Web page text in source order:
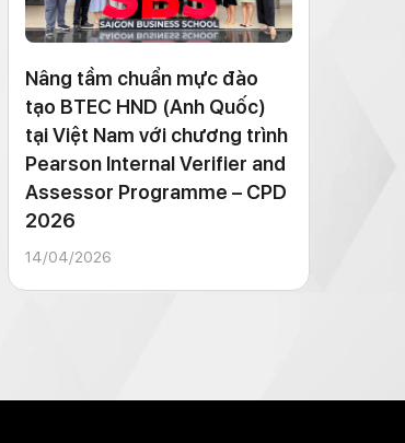
Nâng tầm chuẩn mực đào
tạo BTEC HND (Anh Quốc)
tại Việt Nam với chương trình
Pearson Internal Verifier and
Assessor Programme – CPD
2026
14/04/2026